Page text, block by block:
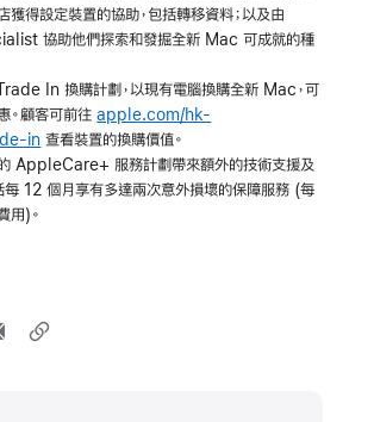
獲得設定裝置的協助，包括轉移資料；以及由
協助他們探索和發掘全新 Mac 可成就的種
In 換購計劃，以現有電腦換購全新 Mac，可
。顧客可前往apple.com/hk-
in 查看裝置的換購價值。
AppleCare+ 服務計劃帶來額外的技術支援及
每 12 個月享有多達兩次意外損壞的保障服務 (每
用)。